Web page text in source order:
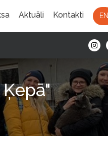
Aktuāli Kontakti EN